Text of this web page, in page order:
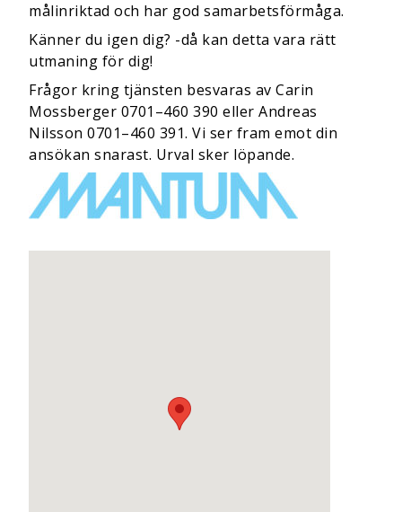
målinriktad och har god samarbetsförmåga.
Känner du igen dig? -då kan detta vara rätt
utmaning för dig!
Frågor kring tjänsten besvaras av Carin
Mossberger 0701–460 390 eller Andreas
Nilsson 0701–460 391. Vi ser fram emot din
ansökan snarast. Urval sker löpande.